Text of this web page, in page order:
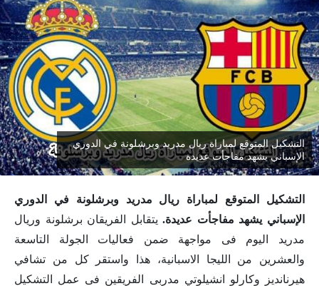
التشكيل المتوقع لمباراة ريال مدريد وبرشلونة في الدوري
الإسباني يشهد مفاجأت عديدة
التشكيل المتوقع لمباراة ريال مدريد وبرشلونة في الدوري
الإسباني يشهد مفاجأت عديدة. يتقابل الفريقان برشلونة وريال
مدريد اليوم فى مواجهة ضمن فعاليات الجولة التاسعة
والعشرين من الليجا الاسبانية، هذا واستقر كل من تشافي
هيرنانديز وكارلو انشيلوتي مدربى الفريقين فى عمل التشكيل